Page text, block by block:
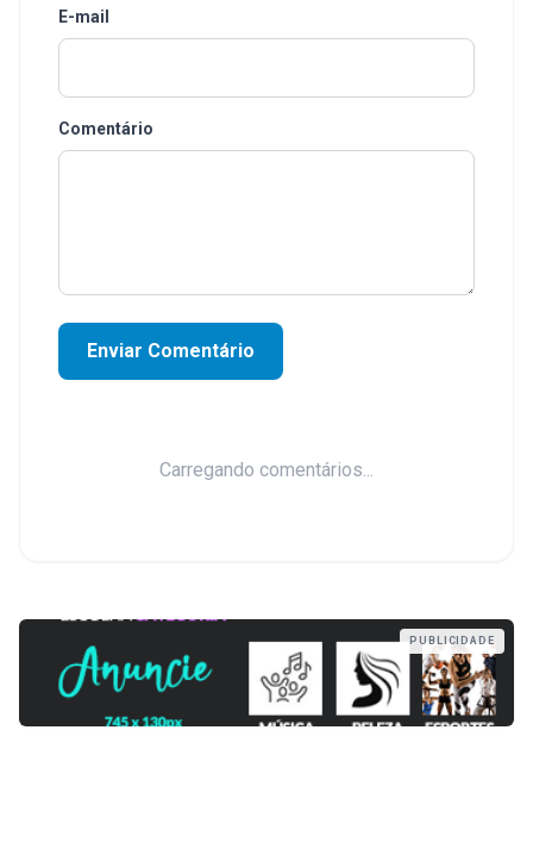
E-mail
Comentário
Enviar Comentário
Carregando comentários...
PUBLICIDADE